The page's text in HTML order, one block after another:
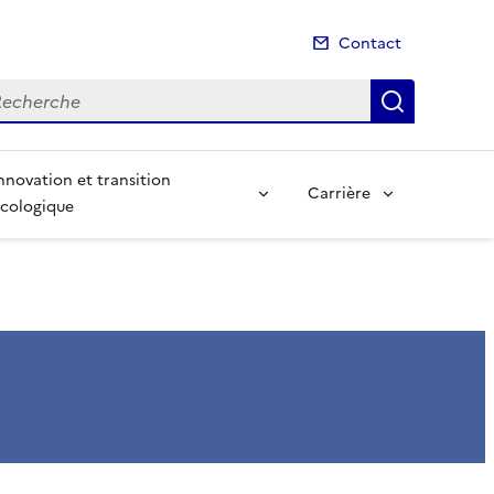
Contact
et transition
Carrière